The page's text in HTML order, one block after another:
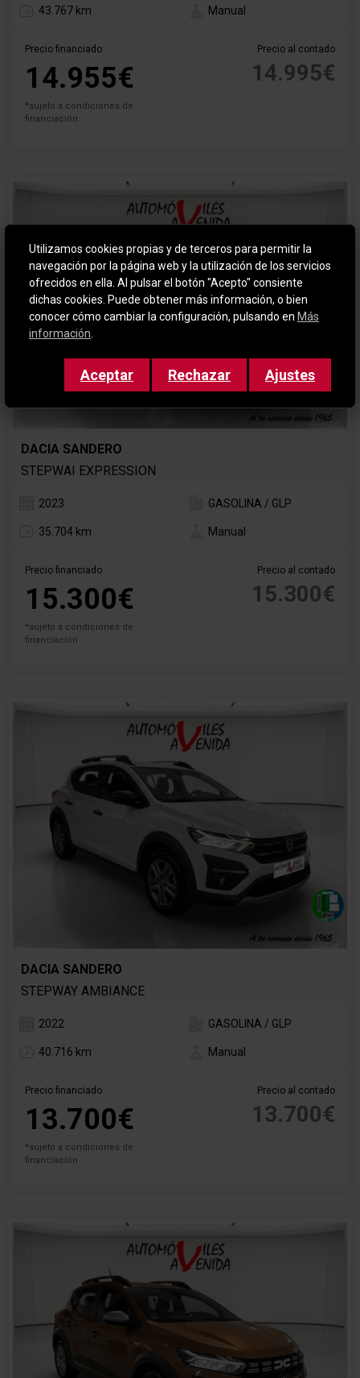
43.767 km Manual
Precio financiado
14.955€
*sujeto a condiciones de
financiación
Precio al contado
14.995€
DACIA SANDERO
STEPWAI EXPRESSION
2023 GASOLINA / GLP
35.704 km Manual
Precio financiado
15.300€
*sujeto a condiciones de
financiación
Precio al contado
15.300€
DACIA SANDERO
STEPWAY AMBIANCE
2022 GASOLINA / GLP
40.716 km Manual
Precio financiado
13.700€
*sujeto a condiciones de
financiación
Precio al contado
13.700€
Utilizamos cookies propias y de terceros para permitir la
navegación por la página web y la utilización de los servicios
ofrecidos en ella. Al pulsar el botón "Acepto" consiente
dichas cookies. Puede obtener más información, o bien
conocer cómo cambiar la configuración, pulsando en Más
información
Aceptar Rechazar Ajustes